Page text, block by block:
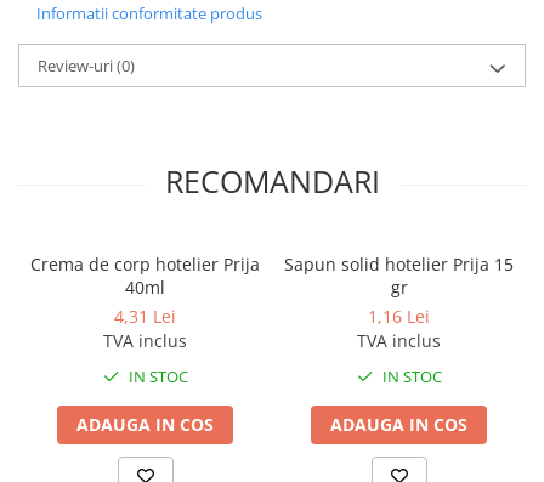
Servetele masa & faciale
Odorizant toalera, wc
Rezerva aparate odorizante
Site odorizante pisoar
Produse de curatenie
Carucioare bucatarie
Carucioare curatenie
Informatii conformitate produs
Review-uri(0)
RECOMANDARI
Crema de corp hotelier Prija
40ml
4,31 Lei
TVA inclus
IN STOC
ADAUGA IN COS
Sapun solid hotelier Prija 15
gr
1,16 Lei
TVA inclus
IN STOC
ADAUGA IN COS